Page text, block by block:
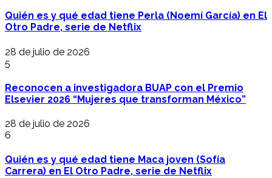
Quién es y qué edad tiene Perla (Noemí García) en El
Otro Padre, serie de Netflix
28 de julio de 2026
5
Reconocen a investigadora BUAP con el Premio
Elsevier 2026 “Mujeres que transforman México”
28 de julio de 2026
6
Quién es y qué edad tiene Maca joven (Sofía
Carrera) en El Otro Padre, serie de Netflix